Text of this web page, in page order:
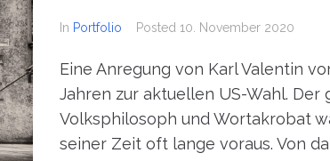
In Portfolio Posted 10. November 2020
Eine Anregung von Karl Valentin
Jahren zur aktuellen US-Wahl. Der
Volksphilosoph und Wortakrobat
seiner Zeit oft lange voraus. Von